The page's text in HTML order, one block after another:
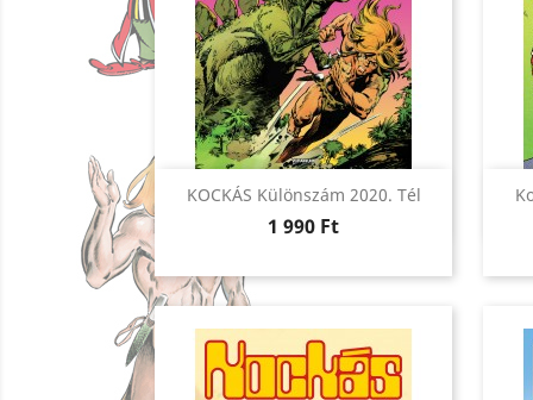
KOCKÁS Különszám 2020. Tél
Ár
1 990 Ft
Előnézet